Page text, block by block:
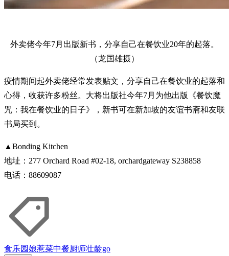
外卖佬今年7月出版新书，分享自己在餐饮业20年的起落。
（龙国雄摄）
疫情期间起外卖佬经常发表贴文，分享自己在餐饮业的起落和
心得，收获许多粉丝。大将出版社今年7月为他出版《餐饮魔
咒：我在餐饮业的日子》，新书可在新加坡的友谊书斋和友联
书局买到。
▲Bonding Kitchen
地址：277 Orchard Road #02-18, orchardgateway S238858
电话：88609087
食乐园娘惹菜中餐厨师壮龄go